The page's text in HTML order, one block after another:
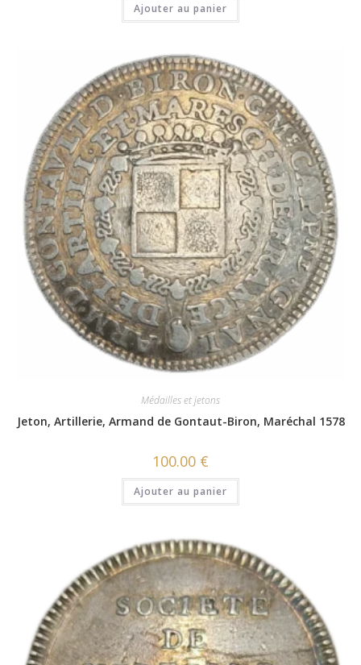
Ajouter au panier
Médailles et jetons
Jeton, Artillerie, Armand de Gontaut-Biron, Maréchal 1578
100.00 €
Ajouter au panier